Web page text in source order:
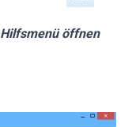
Hilfsmenü öffnen